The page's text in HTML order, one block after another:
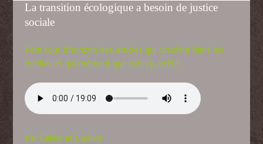
La transition écologique a besoin de justice
sociale
Petit tour d’horizon des articles qui circulent dans les
médias et qui méritent que l’on s’y arrête.
Par Céline et Camille